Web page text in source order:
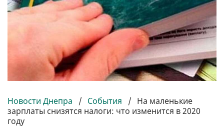
Новости Днепра / События / На маленькие
зарплаты снизятся налоги: что изменится в 2020
году